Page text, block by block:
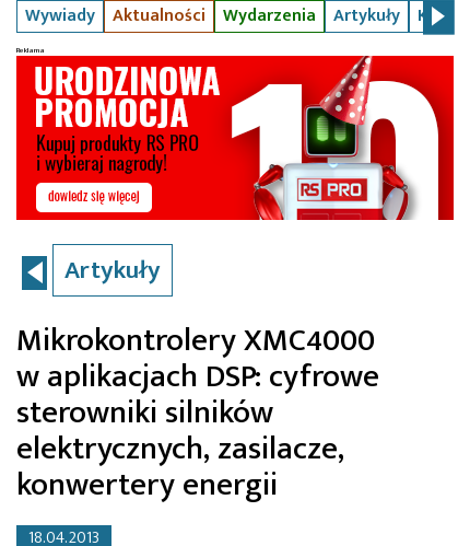
Wywiady Aktualności Wydarzenia Artykuły Kursy
Artykuły
Mikrokontrolery XMC4000
w aplikacjach DSP: cyfrowe
sterowniki silników
elektrycznych, zasilacze,
konwertery energii
18.04.2013